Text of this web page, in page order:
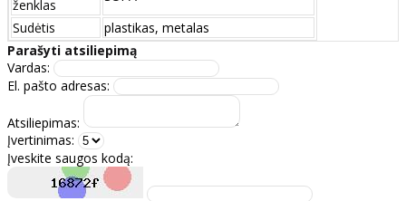
ženklas
Sudėtis
plastikas, metalas
Parašyti atsiliepimą
Vardas:
El. pašto adresas:
Atsiliepimas:
Įvertinimas:
Įveskite saugos kodą: